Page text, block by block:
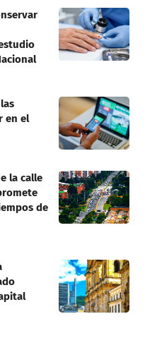
en el
la calle
de